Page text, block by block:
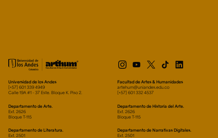
Universidad de los Andes
[+57] 601 339 4949
Calle 19A #1 - 37 Este. Bloque K. Piso 2.
Facultad de Artes & Humanidades
artehum@uniandes.edu.co
[+57] 601 332 4537
Departamento de Arte.
Ext. 2626
Bloque T-115
Departamento de Historia del Arte.
Ext. 2626
Bloque T-115
Departamento de Literatura.
Ext. 2501
Departamento de Narrativas Digitales.
Ext. 2501